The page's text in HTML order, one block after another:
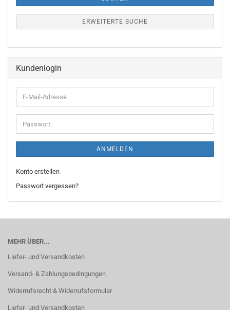
ERWEITERTE SUCHE
Kundenlogin
E-
Mail-
Adresse
Passwort
ANMELDEN
Konto erstellen
Passwort vergessen?
MEHR ÜBER...
Liefer- und Versandkosten
Versand- & Zahlungsbedingungen
Widerrufsrecht & Widerrufsformular
Liefer- und Versandkosten